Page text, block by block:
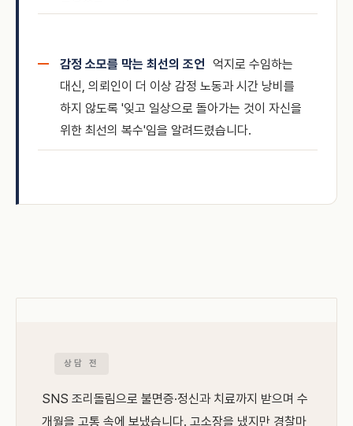
감정 소모를 막는 최선의 조언 억지로 수임하는
대신, 의뢰인이 더 이상 감정 노동과 시간 낭비를
하지 않도록 '잊고 일상으로 돌아가는 것이 자신을
위한 최선의 복수'임을 알려드렸습니다.
상담 전
SNS 조리돌림으로 불면증·정신과 치료까지 받으며 수
개월을 고통 속에 보냈습니다. 고소장을 냈지만 경찰마